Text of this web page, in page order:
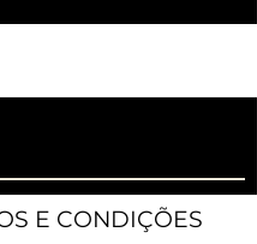
E CONDIÇÕES